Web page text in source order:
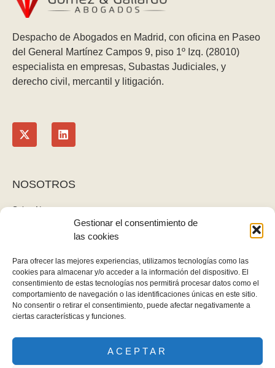
Gestionar el consentimiento de
las cookies
Para ofrecer las mejores experiencias, utilizamos tecnologías como las
cookies para almacenar y/o acceder a la información del dispositivo. El
consentimiento de estas tecnologías nos permitirá procesar datos como el
comportamiento de navegación o las identificaciones únicas en este sitio.
No consentir o retirar el consentimiento, puede afectar negativamente a
ciertas características y funciones.
ACEPTAR
Despacho de Abogados en Madrid, con oficina en Paseo
del General Martínez Campos 9, piso 1º Izq. (28010)
especialista en empresas, Subastas Judiciales, y
derecho civil, mercantil y litigación.
NOSOTROS
Sobre Nosotros
Política de privacidad
Aviso legal y cookies
Derecho de desistimiento